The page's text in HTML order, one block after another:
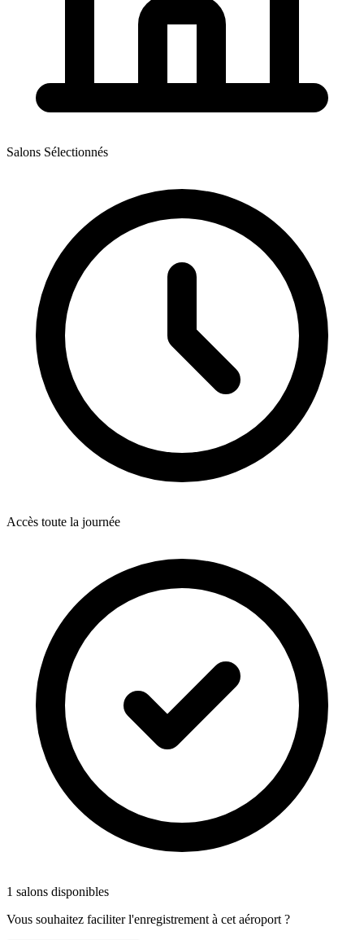
Salons Sélectionnés
Accès toute la journée
1 salons disponibles
Vous souhaitez faciliter l'enregistrement à cet aéroport ?